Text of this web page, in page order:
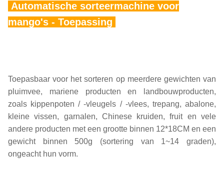
Automatische sorteermachine voor
mango's - Toepassing
Toepasbaar voor het sorteren op meerdere gewichten van
pluimvee, mariene producten en landbouwproducten,
zoals kippenpoten / -vleugels / -vlees, trepang, abalone,
kleine vissen, garnalen, Chinese kruiden, fruit en vele
andere producten met een grootte binnen 12*18CM en een
gewicht binnen 500g (sortering van 1~14 graden),
ongeacht hun vorm.